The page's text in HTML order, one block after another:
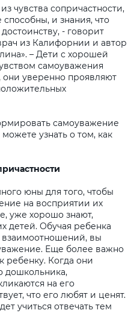
чувства сопричастности,
и знания, что
- говорит
из Калифорнии и автор
– Дети с хорошей
самоуважения
уверенно проявляют
самоуважение
узнать о том, как
юны для того, чтобы
на восприятии их
уже хорошо знают,
детей. Обучая ребенка
вы
Еще более важно
ребенку. Когда они
дошкольника,
на его
что его любят и ценят.
учиться отвечать тем